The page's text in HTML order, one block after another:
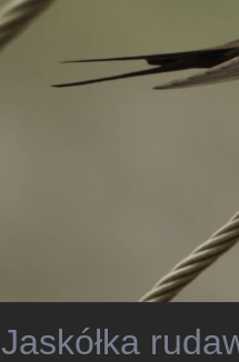
Jaskółka